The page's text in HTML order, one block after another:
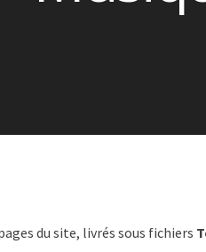
du site, livrés sous fichiers